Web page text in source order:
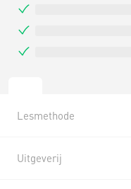
Lesmethode
Uitgeverij